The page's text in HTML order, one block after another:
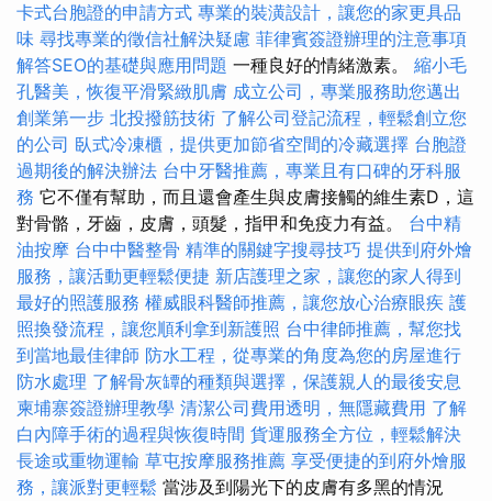
卡式台胞證的申請方式 專業的裝潢設計，讓您的家更具品
味 尋找專業的徵信社解決疑慮 菲律賓簽證辦理的注意事項
解答SEO的基礎與應用問題 一種良好的情緒激素。 縮小毛
孔醫美，恢復平滑緊緻肌膚 成立公司，專業服務助您邁出
創業第一步 北投撥筋技術 了解公司登記流程，輕鬆創立您
的公司 臥式冷凍櫃，提供更加節省空間的冷藏選擇 台胞證
過期後的解決辦法 台中牙醫推薦，專業且有口碑的牙科服
務 它不僅有幫助，而且還會產生與皮膚接觸的維生素D，這
對骨骼，牙齒，皮膚，頭髮，指甲和免疫力有益。 台中精
油按摩 台中中醫整骨 精準的關鍵字搜尋技巧 提供到府外燴
服務，讓活動更輕鬆便捷 新店護理之家，讓您的家人得到
最好的照護服務 權威眼科醫師推薦，讓您放心治療眼疾 護
照換發流程，讓您順利拿到新護照 台中律師推薦，幫您找
到當地最佳律師 防水工程，從專業的角度為您的房屋進行
防水處理 了解骨灰罈的種類與選擇，保護親人的最後安息
柬埔寨簽證辦理教學 清潔公司費用透明，無隱藏費用 了解
白內障手術的過程與恢復時間 貨運服務全方位，輕鬆解決
長途或重物運輸 草屯按摩服務推薦 享受便捷的到府外燴服
務，讓派對更輕鬆 當涉及到陽光下的皮膚有多黑的情況